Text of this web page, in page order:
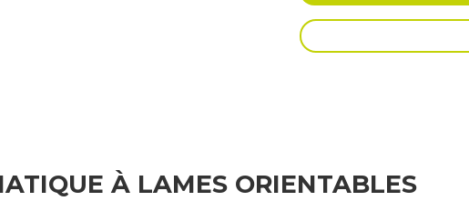
À LAMES ORIENTABLES